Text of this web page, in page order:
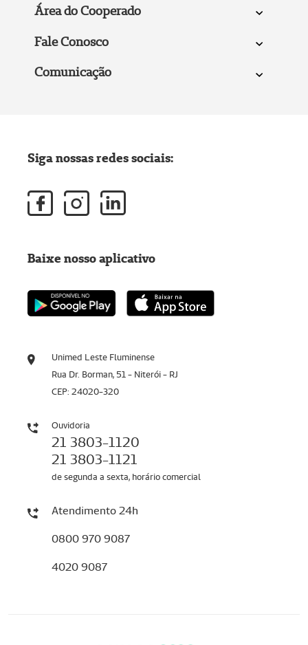
Área do Cooperado
Fale Conosco
Comunicação
Unimed Leste Fluminense
Rua Dr. Borman, 51 - Niterói - RJ
CEP: 24020-320
Ouvidoria
21 3803-1120
21 3803-1121
de segunda a sexta, horário comercial
Atendimento 24h
0800 970 9087
4020 9087
Siga nossas redes sociais:
Baixe nosso aplicativo